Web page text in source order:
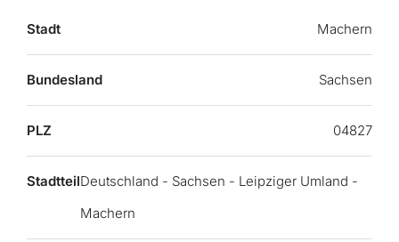
Stadt Machern
Bundesland Sachsen
PLZ 04827
StadtteilDeutschland - Sachsen - Leipziger Umland -
Machern